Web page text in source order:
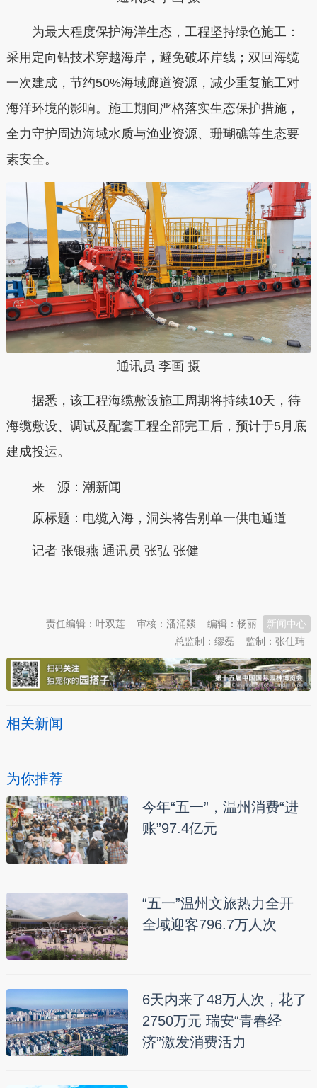
为最大程度保护海洋生态，工程坚持绿色施工：
采用定向钻技术穿越海岸，避免破坏岸线；双回海缆
一次建成，节约50%海域廊道资源，减少重复施工对
海洋环境的影响。施工期间严格落实生态保护措施，
全力守护周边海域水质与渔业资源、珊瑚礁等生态要
素安全。
通讯员 李画 摄
据悉，该工程海缆敷设施工周期将持续10天，待
海缆敷设、调试及配套工程全部完工后，预计于5月底
建成投运。
来 源：潮新闻
原标题： 电缆入海，洞头将告别单一供电通道
记者 张银燕 通讯员 张弘 张健
新闻中心
编辑：杨丽
审核：潘涌燚
责任编辑：叶双莲
监制：张佳玮
总监制：缪磊
相关新闻
为你推荐
今年“五一”，温州消费“进
账”97.4亿元
“五一”温州文旅热力全开
全域迎客796.7万人次
6天内来了48万人次，花了
2750万元 瑞安“青春经
济”激发消费活力